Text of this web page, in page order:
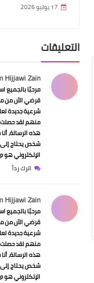
كم من
السيارة
فحص
والردياتير؟
الرئيسية
مشاكل
حشية
تحمي
17 يوليو 2026
التعليقات
Hijjawi Zain
مرحبًا بالجميع
قرضي الآن من
منهم لقد حصلت
هذه الرسالة،
شخص يحتاج
الإلكتروني هو loancreditinstitutions00@gmail.com WhatsApp:
اترك رداً
Hijjawi Zain
مرحبًا بالجميع
قرضي الآن من
منهم لقد حصلت
هذه الرسالة،
شخص يحتاج
الإلكتروني هو loancreditinstitutions00@gmail.com WhatsApp: